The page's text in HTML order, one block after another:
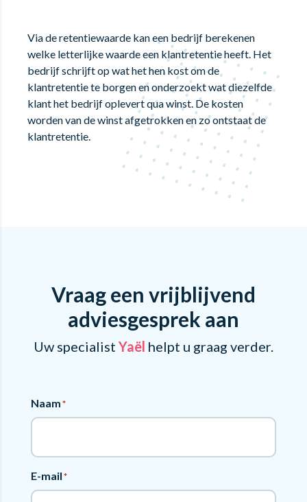
Via de retentiewaarde kan een bedrijf berekenen
welke letterlijke waarde een klantretentie heeft. Het
bedrijf schrijft op wat het hen kost om de
klantretentie te borgen en onderzoekt wat diezelfde
klant het bedrijf oplevert qua winst. De kosten
worden van de winst afgetrokken en zo ontstaat de
klantretentie.
Vraag een vrijblijvend
adviesgesprek aan
Uw specialist Yaël helpt u graag verder.
Naam*
E-mail*